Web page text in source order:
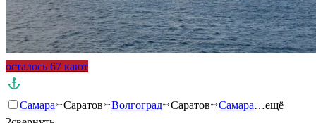
осталось 67 кают
Самара Саратов Волгоград Саратов Самара…ещё